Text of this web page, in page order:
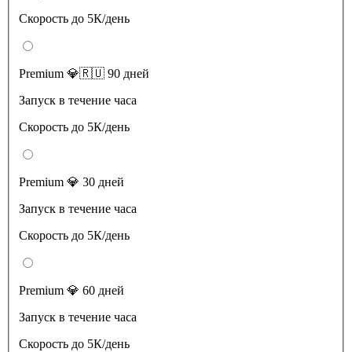
Скорость до 5К/день
Premium 💎🇷🇺 90 дней
Запуск в течение часа
Скорость до 5К/день
Premium 💎 30 дней
Запуск в течение часа
Скорость до 5К/день
Premium 💎 60 дней
Запуск в течение часа
Скорость до 5К/день